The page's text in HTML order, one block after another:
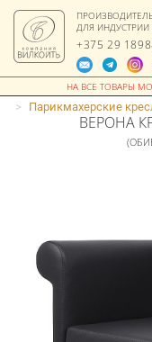
ДЛЯ ИНДУСТРИИ
+375 29
> Парикмахерские
ВЕРОНА